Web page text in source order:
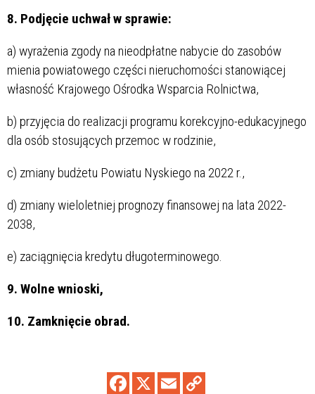
8. Podjęcie uchwał w sprawie:
a) wyrażenia zgody na nieodpłatne nabycie do zasobów
mienia powiatowego części nieruchomości stanowiącej
własność Krajowego Ośrodka Wsparcia Rolnictwa,
b) przyjęcia do realizacji programu korekcyjno-edukacyjnego
dla osób stosujących przemoc w rodzinie,
c) zmiany budżetu Powiatu Nyskiego na 2022 r.,
d) zmiany wieloletniej prognozy finansowej na lata 2022-
2038,
e) zaciągnięcia kredytu długoterminowego.
9. Wolne wnioski,
10. Zamknięcie obrad.